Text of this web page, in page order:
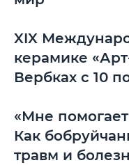
XIX
керамике
Вербках с 10
«Мне
Как
травм и